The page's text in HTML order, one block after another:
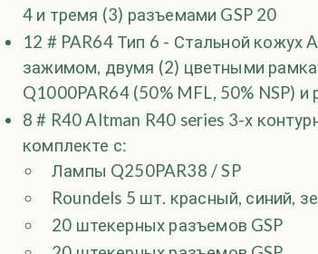
4 и тремя (3) разъемами GSP 20
12 # PAR64 Тип 6 - Стальной кожух
зажимом, двумя (2) цветными
Q1000PAR64 (50% MFL, 50% NSP) и
8 # R40 Altman R40 series 3-х
комплекте с:
Лампы Q250PAR38 / SP
Roundels 5 шт. красный, синий,
20 штекерных разъемов GSP